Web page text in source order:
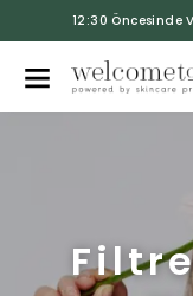
12:30 Öncesinde